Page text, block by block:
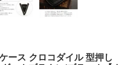
ース クロコダイル 型押し